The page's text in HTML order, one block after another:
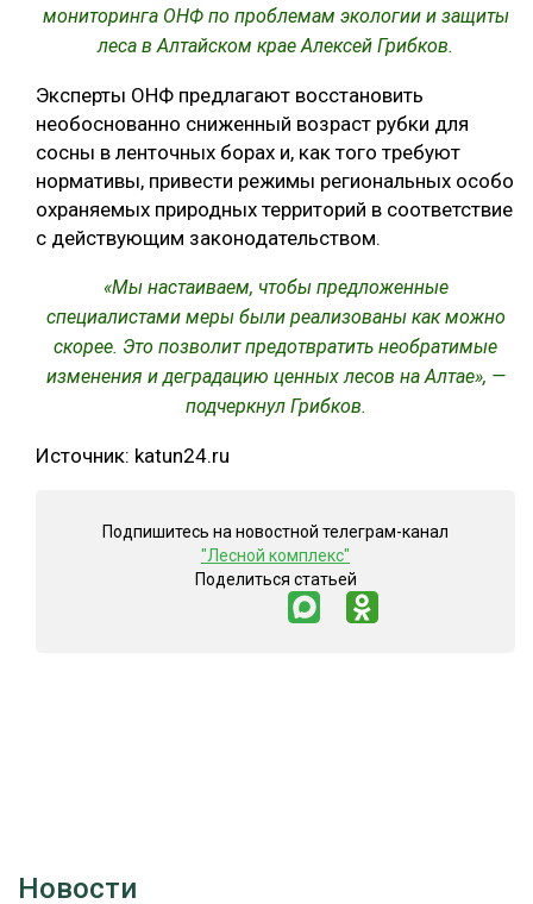
мониторинга ОНФ по проблемам экологии и защиты
леса в Алтайском крае Алексей Грибков.
Эксперты ОНФ предлагают восстановить
необоснованно сниженный возраст рубки для
сосны в ленточных борах и, как того требуют
нормативы, привести режимы региональных особо
охраняемых природных территорий в соответствие
с действующим законодательством.
«Мы настаиваем, чтобы предложенные
специалистами меры были реализованы как можно
скорее. Это позволит предотвратить необратимые
изменения и деградацию ценных лесов на Алтае», —
подчеркнул Грибков.
Источник: katun24.ru
Подпишитесь на новостной телеграм-канал
"Лесной комплекс"
Поделиться статьей
Новости